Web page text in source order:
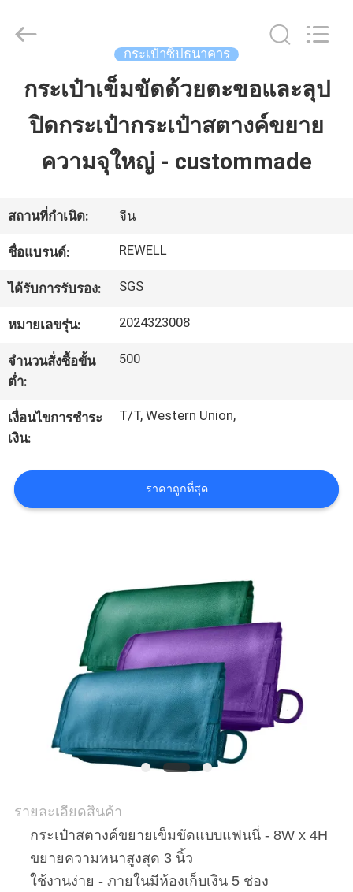
บ้าน
สินค้า
เกี่ยว
กับ
เรา
โรงงาน
ควบคุม
คุณภาพ
PRIVACY
Industrial
Group
Reserved.
Developed
กระเป๋าซิปธนาคาร
กระเป๋าเข็มขัดด้วยตะขอและลุป
ปิดกระเป๋ากระเป๋าสตางค์ขยาย
ความจุใหญ่ - custommade
สถานที่กำเนิด: จีน
ชื่อแบรนด์: REWELL
ได้รับการรับรอง: SGS
หมายเลขรุ่น: 2024323008
จำนวนสั่งซื้อขั้น
ต่ำ:
500
เงื่อนไขการชำระ
เงิน:
T/T, Western Union,
ราคาถูกที่สุด
รายละเอียดสินค้า
กระเป๋าสตางค์ขยายเข็มขัดแบบแฟนนี่ - 8W x 4H
ขยายความหนาสูงสุด 3 นิ้ว
ใช้งานง่าย - ภายในมีห้องเก็บเงิน 5 ช่อง